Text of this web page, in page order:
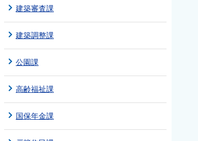
建築審査課
建築調整課
公園課
高齢福祉課
国保年金課